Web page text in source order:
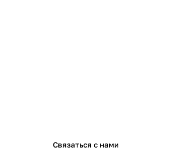
Связаться с нами